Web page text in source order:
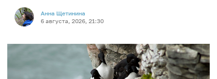
Анна Щетинина
6 августа, 2026, 21:30